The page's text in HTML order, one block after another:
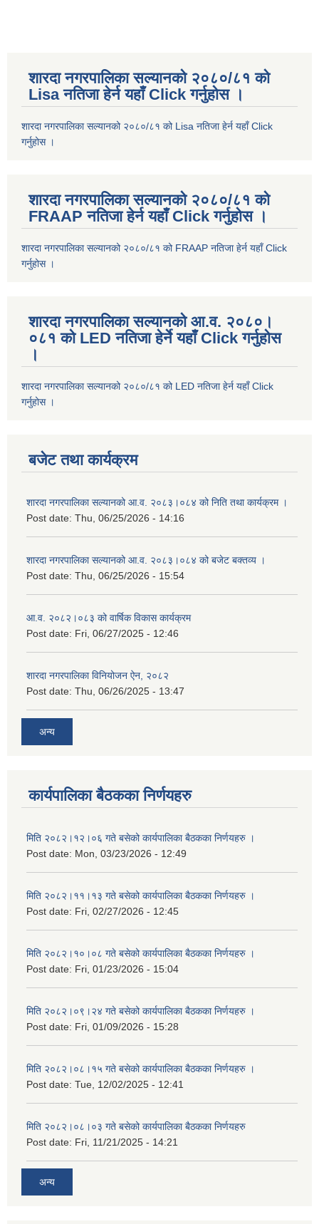
शारदा नगरपालिका सल्यानको २०८०/८१ को
Lisa नतिजा हेर्न यहाँ Click गर्नुहोस ।
शारदा नगरपालिका सल्यानको २०८०/८१ को Lisa नतिजा हेर्न यहाँ Click
गर्नुहोस ।
शारदा नगरपालिका सल्यानको २०८०/८१ को
FRAAP नतिजा हेर्न यहाँ Click गर्नुहोस ।
शारदा नगरपालिका सल्यानको २०८०/८१ को FRAAP नतिजा हेर्न यहाँ Click
गर्नुहोस ।
शारदा नगरपालिका सल्यानको आ.व. २०८०।
०८१ को LED नतिजा हेर्ने यहाँ Click गर्नुहोस
।
शारदा नगरपालिका सल्यानको २०८०/८१ को LED नतिजा हेर्न यहाँ Click
गर्नुहोस ।
बजेट तथा कार्यक्रम
शारदा नगरपालिका सल्यानको आ.व. २०८३।०८४ को निति तथा कार्यक्रम ।
Post date: Thu, 06/25/2026 - 14:16
शारदा नगरपालिका सल्यानको आ.व. २०८३।०८४ को बजेट बक्तव्य ।
Post date: Thu, 06/25/2026 - 15:54
आ.व. २०८२।०८३ को वार्षिक विकास कार्यक्रम
Post date: Fri, 06/27/2025 - 12:46
शारदा नगरपालिका विनियोजन ऐन, २०८२
Post date: Thu, 06/26/2025 - 13:47
अन्य
कार्यपालिका बैठकका निर्णयहरु
मिति २०८२।१२।०६ गते बसेको कार्यपालिका बैठकका निर्णयहरु ।
Post date: Mon, 03/23/2026 - 12:49
मिति २०८२।११।१३ गते बसेको कार्यपालिका बैठकका निर्णयहरु ।
Post date: Fri, 02/27/2026 - 12:45
मिति २०८२।१०।०८ गते बसेको कार्यपालिका बैठकका निर्णयहरु ।
Post date: Fri, 01/23/2026 - 15:04
मिति २०८२।०९।२४ गते बसेको कार्यपालिका बैठकका निर्णयहरु ।
Post date: Fri, 01/09/2026 - 15:28
मिति २०८२।०८।१५ गते बसेको कार्यपालिका बैठकका निर्णयहरु ।
Post date: Tue, 12/02/2025 - 12:41
मिति २०८२।०८।०३ गते बसेको कार्यपालिका बैठकका निर्णयहरु
Post date: Fri, 11/21/2025 - 14:21
अन्य